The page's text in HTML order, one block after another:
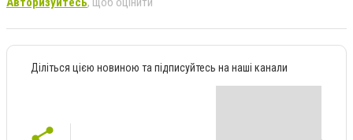
Діліться цією новиною та підписуйтесь на наші канали